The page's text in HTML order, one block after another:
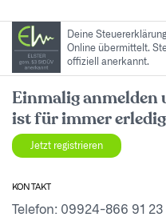
Deine
Online übermittelt.
offiziell anerkannt.
Einmalig anmelden
ist für immer
Jetzt registrieren
KONTAKT
Telefon: 09924-866 91 23